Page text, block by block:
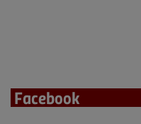
Facebook